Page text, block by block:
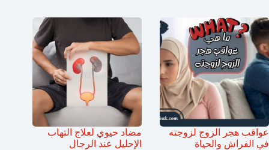
عواقب هجر الزوج لزوجته
في الفراش والحياة
مضاد حيوي لعلاج التهاب
الإحليل عند الرجال